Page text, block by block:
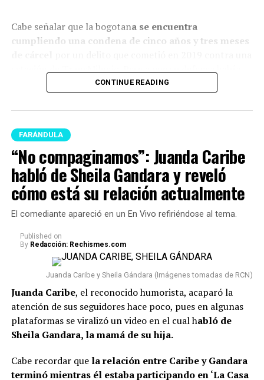
Cabe señalar que la bogotana se encuentra
cumpliendo una condena de cinco años y tres meses
logrado que pasara su condena en la Escuela de
Buen Pastor, ahora nuevamente será enviada a un
centro carcelario.
Es preciso señalar que esta decisión hace parte de
nuevosmovimientos que está realizando el Gobierno
respecto a todo el sistema carcelario del país.Esta
medida ha generado diferentes reacciones,
especialmente por tratarse de una figura ampliamente
conocida en Colombia y cuyo caso ha llamado la
atención desde el momento en que fue condenada.
Lee también: “¿Qué le pasó en la cara?”:
Seguidores ante una nueva foto que se conoció de
Epa Colombia desde prisión
Conviene señalar queEpa Colombia no ha sido la
única que se vio involucrada en esta situación.Según
la información conocida, fueron en total 103 presos los
que fueron trasladados a diferentes prisiones. Además,
El Tiempo reveló que, entre estos, se encuentran
CONTINUE READING
FARÁNDULA
“No compaginamos”: Juanda Caribe
habló de Sheila Gandara y reveló
cómo está su relación actualmente
El comediante apareció en un En Vivo refiriéndose al tema.
Published on
By Redacción: Rechismes.com
Juanda Caribe y Sheila Gándara (Imágenes tomadas de RCN)
Juanda Caribe, el reconocido humorista, acaparó la
atención de sus seguidores hace poco, pues en algunas
plataformas se viralizó un video en el cual habló de
Sheila Gandara, la mamá de su hija.
Cabe recordar que la relación entre Caribe y Gandara
terminó mientras él estaba participando en ‘La Casa